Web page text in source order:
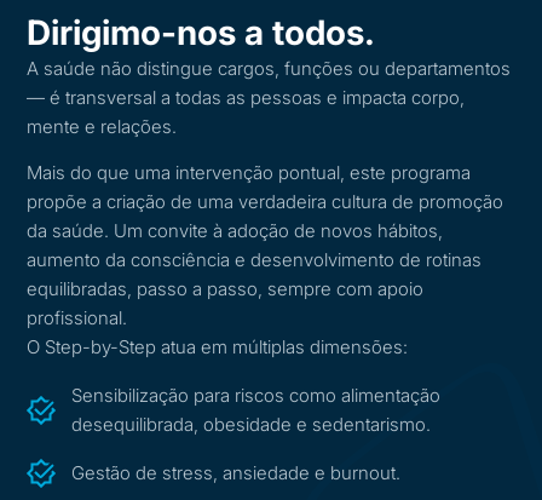
Dirigimo-nos a todos.
A saúde não distingue cargos, funções ou departamentos
— é transversal a todas as pessoas e impacta corpo,
mente e relações.
Mais do que uma intervenção pontual, este programa
propõe a criação de uma verdadeira cultura de promoção
da saúde. Um convite à adoção de novos hábitos,
aumento da consciência e desenvolvimento de rotinas
equilibradas, passo a passo, sempre com apoio
profissional.
O Step-by-Step atua em múltiplas dimensões:
Sensibilização para riscos como alimentação
desequilibrada, obesidade e sedentarismo.
Gestão de stress, ansiedade e burnout.